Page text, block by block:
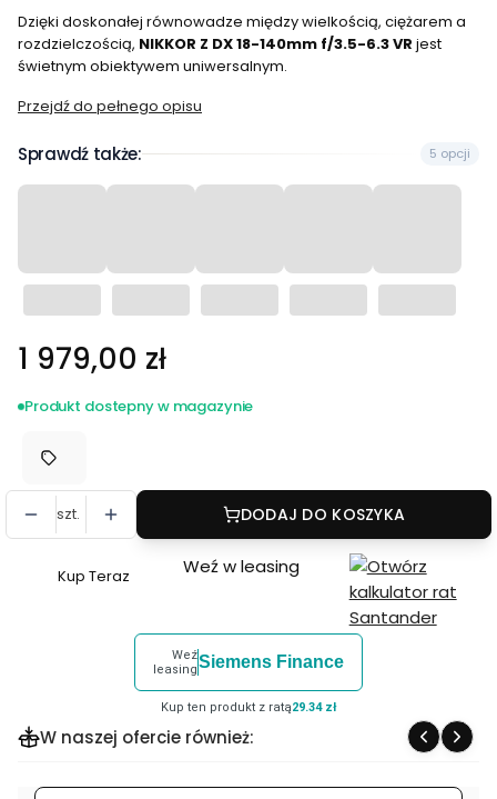
Dzięki doskonałej równowadze między wielkością, ciężarem a
rozdzielczością, NIKKOR Z DX 18-140mm f/3.5-6.3 VR jest
świetnym obiektywem uniwersalnym.
Przejdź do pełnego opisu
Sprawdź także: 5 opcji
Cena
1 979,00 zł
Produkt dostepny w magazynie
szt. DODAJ DO KOSZYKA
Szybki
Z
Kup Teraz Weź w leasing
Weź
leasingSiemens Finance
Kup ten produkt z ratą29.34 zł
W naszej ofercie również: